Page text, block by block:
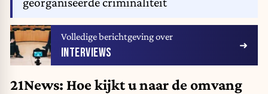
Volledige berichtgeving over
INTERVIEWS
21News: Hoe kijkt u naar de omvang